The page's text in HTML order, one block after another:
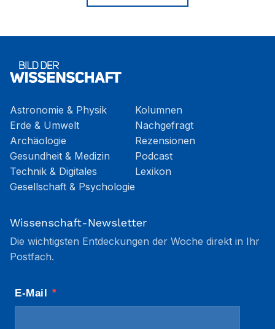
Astronomie & Physik
Erde & Umwelt
Archäologie
Gesundheit & Medizin
Technik & Digitales
Gesellschaft & Psychologie
Kolumnen
Nachgefragt
Rezensionen
Podcast
Lexikon
Wissenschaft-Newsletter
Die wichtigsten Entdeckungen der Woche direkt in Ihr
Postfach.